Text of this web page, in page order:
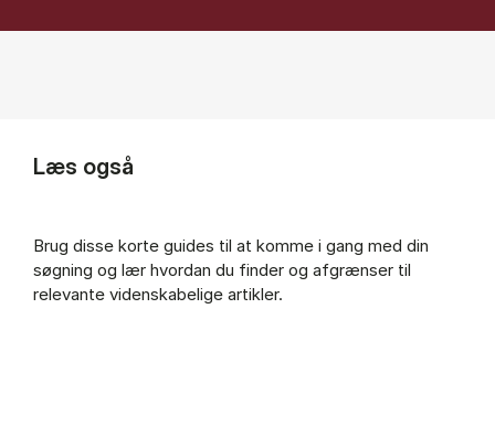
Læs også
Brug disse korte guides til at komme i gang med din
søgning og lær hvordan du finder og afgrænser til
relevante videnskabelige artikler.